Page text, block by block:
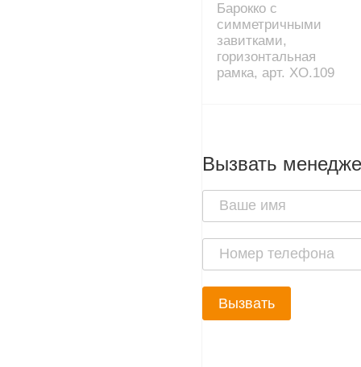
Барокко с
симметричными
завитками,
горизонтальная
рамка, арт. XO.109
Вызвать
Вызвать